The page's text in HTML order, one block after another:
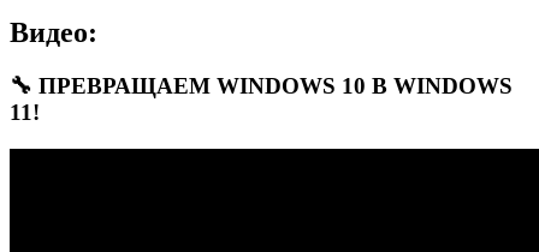
Видео:
🔧 ПРЕВРАЩАЕМ WINDOWS 10 В WINDOWS
11!